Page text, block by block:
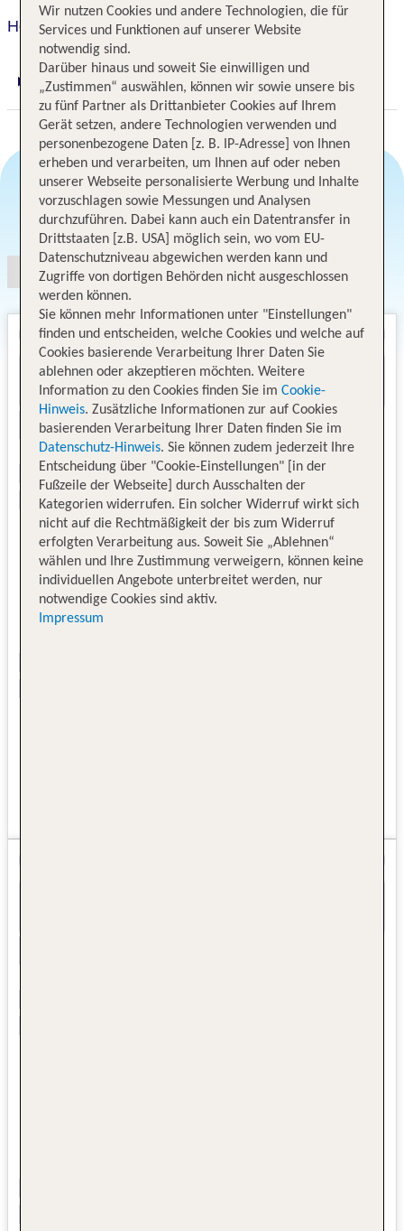
Holiday Inn Express & Suites Orlando At Seaworld
Digitaler und telefonischer 24/7 TUI Service
Angebotsauswahl
Wir nutzen Cookies und andere Technologien, die für
Services und Funktionen auf unserer Website
notwendig sind.
Darüber hinaus und soweit Sie einwilligen und
„Zustimmen“ auswählen, können wir sowie unsere bis
zu fünf Partner als Drittanbieter Cookies auf Ihrem
Gerät setzen, andere Technologien verwenden und
personenbezogene Daten [z. B. IP-Adresse] von Ihnen
erheben und verarbeiten, um Ihnen auf oder neben
unserer Webseite personalisierte Werbung und Inhalte
vorzuschlagen sowie Messungen und Analysen
durchzuführen. Dabei kann auch ein Datentransfer in
Drittstaaten [z.B. USA] möglich sein, wo vom EU-
Datenschutzniveau abgewichen werden kann und
Zugriffe von dortigen Behörden nicht ausgeschlossen
werden können.
Sie können mehr Informationen unter "Einstellungen"
finden und entscheiden, welche Cookies und welche auf
Cookies basierende Verarbeitung Ihrer Daten Sie
ablehnen oder akzeptieren möchten. Weitere
Information zu den Cookies finden Sie im Cookie-
Hinweis. Zusätzliche Informationen zur auf Cookies
basierenden Verarbeitung Ihrer Daten finden Sie im
Datenschutz-Hinweis. Sie können zudem jederzeit Ihre
Entscheidung über "Cookie-Einstellungen" [in der
Fußzeile der Webseite] durch Ausschalten der
Kategorien widerrufen. Ein solcher Widerruf wirkt sich
nicht auf die Rechtmäßigkeit der bis zum Widerruf
erfolgten Verarbeitung aus. Soweit Sie „Ablehnen“
wählen und Ihre Zustimmung verweigern, können keine
individuellen Angebote unterbreitet werden, nur
notwendige Cookies sind aktiv.
Impressum